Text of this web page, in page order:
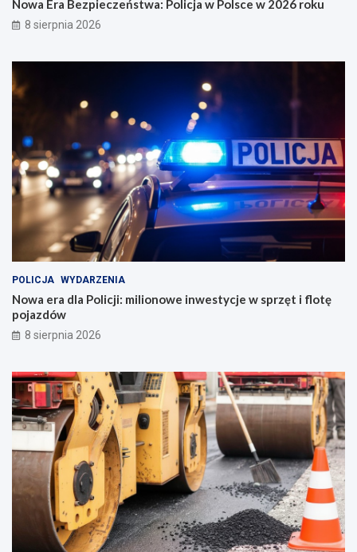
Nowa Era Bezpieczeństwa: Policja w Polsce w 2026 roku
8 sierpnia 2026
POLICJA WYDARZENIA
Nowa era dla Policji: milionowe inwestycje w sprzęt i flotę
pojazdów
8 sierpnia 2026